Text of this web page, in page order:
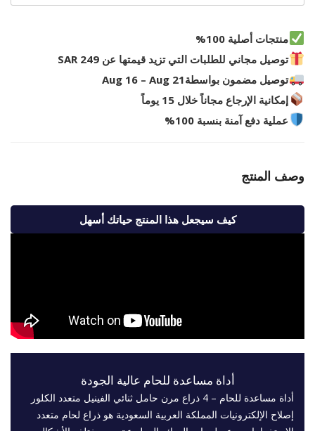
منتجات أصلية 100%
توصيل مجاني للطلبات التي تزيد قيمتها عن 249 SAR
توصيل مضمون بواسطةAug 16 – Aug 21
إمكانية الإرجاع مجاناً خلال 15 يوماً
عملية دفع آمنة بنسبة 100%
وصف المنتج
كيف سيجعل هذا المنتج حياتك أسهل
أداة مساعدة للحام عالية الجودة
أداة مساعدة للحام – 4 ذراع مرن حامل ثنائي الفينيل متعدد الكلور
إصلاح الإلكترونيات المملكة العربية السعودية هو ذراع لحام متعدد